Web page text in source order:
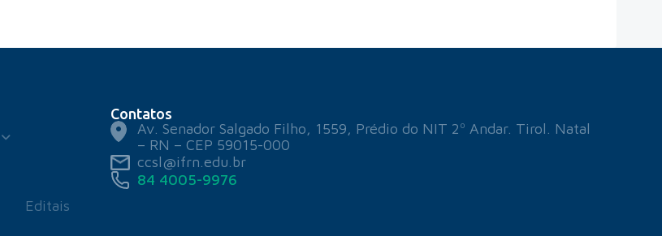
Editais
Contatos
Av. Senador Salgado Filho, 1559, Prédio do NIT 2º Andar. Tirol. Natal
– RN – CEP 59015-000
ccsl@ifrn.edu.br
84 4005-9976